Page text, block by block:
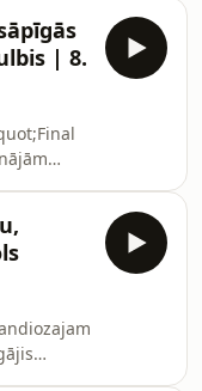
sports
NBA
un
| 8.
sports